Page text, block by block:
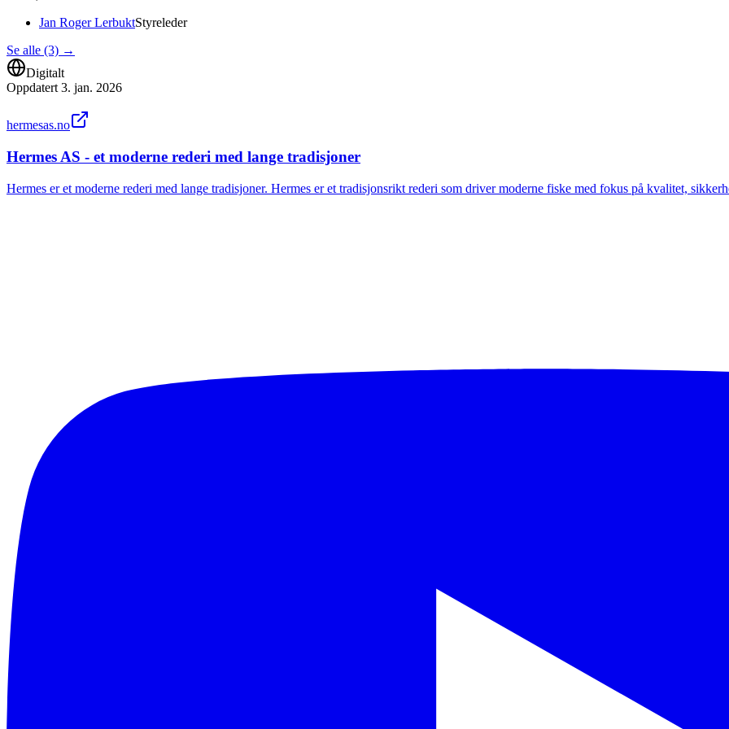
Jan Roger LerbuktStyreleder
Se alle (3) →
Digitalt
Oppdatert 3. jan. 2026
hermesas.no
Hermes AS - et moderne rederi med lange tradisjoner
Hermes er et moderne rederi med lange tradisjoner. Hermes er et tradisjonsrikt rederi som driver moderne fiske med fokus på kvalitet,